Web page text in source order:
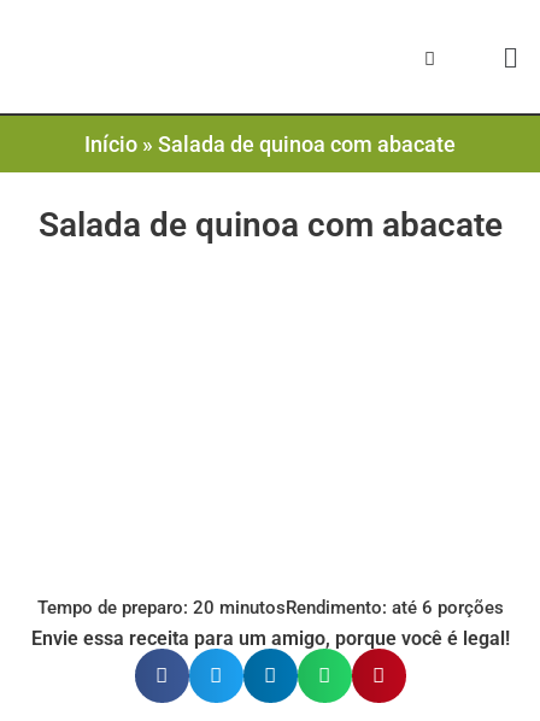
Início » Salada de quinoa com abacate
Salada de quinoa com abacate
Tempo de preparo: 20 minutosRendimento: até 6 porções
Envie essa receita para um amigo, porque você é legal!